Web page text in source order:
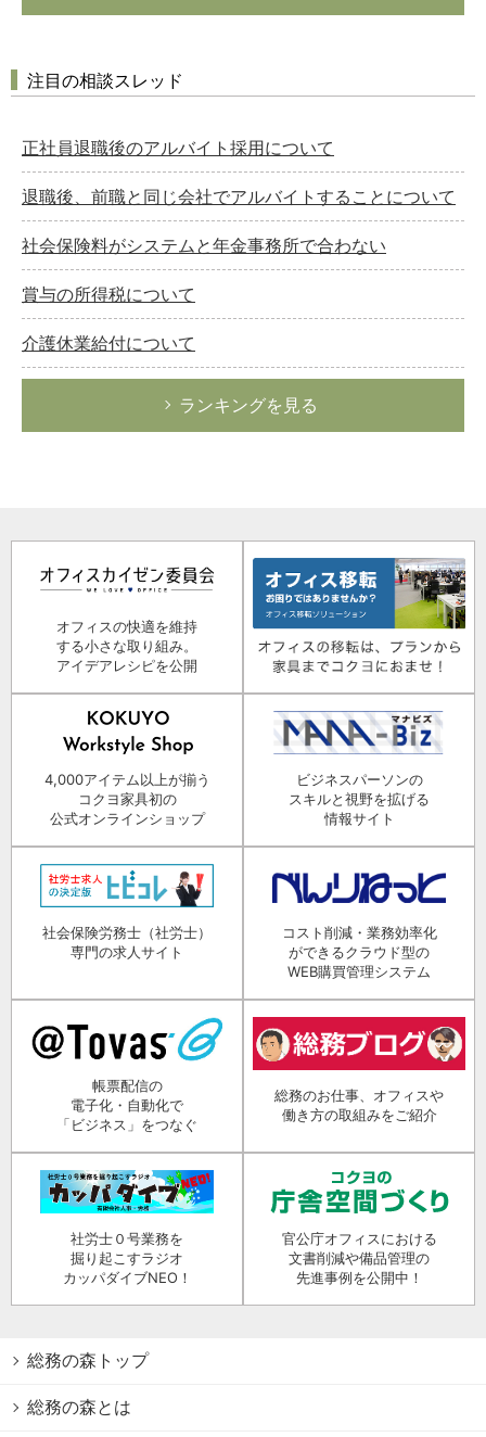
注目の相談スレッド
正社員退職後のアルバイト採用について
退職後、前職と同じ会社でアルバイトすることについて
社会保険料がシステムと年金事務所で合わない
賞与の所得税について
介護休業給付について
ランキングを見る
オフィスの快適を維持
する小さな取り組み。
アイデアレシピを公開
4,000アイテム以上が揃う
コクヨ家具初の
公式オンラインショップ
ビジネスパーソンの
スキルと視野を拡げる
情報サイト
社会保険労務士（社労士）
専門の求人サイト
コスト削減・業務効率化
ができるクラウド型の
WEB購買管理システム
帳票配信の
電子化・自動化で
「ビジネス」をつなぐ
総務のお仕事、オフィスや
働き方の取組みをご紹介
社労士０号業務を
掘り起こすラジオ
カッパダイブNEO！
官公庁オフィスにおける
文書削減や備品管理の
先進事例を公開中！
総務の森トップ
総務の森とは